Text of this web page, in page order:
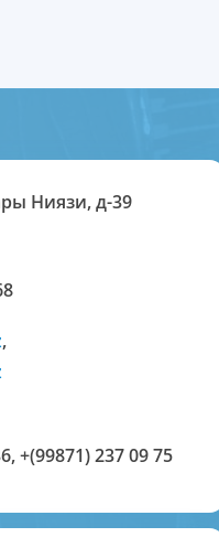
Ниязи, д-39
,
,+(99871) 237 09 75